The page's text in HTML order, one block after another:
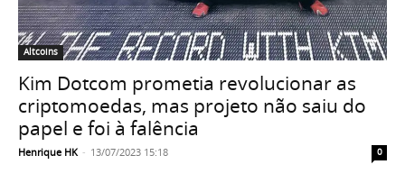
Altcoins
Kim Dotcom prometia revolucionar as
criptomoedas, mas projeto não saiu do
papel e foi à falência
Henrique HK - 13/07/2023 15:18 0